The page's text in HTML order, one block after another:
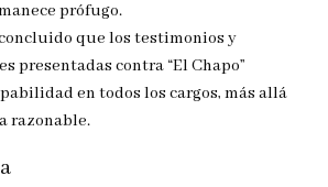
prófugo.
que los testimonios y
presentadas contra “El Chapo”
en todos los cargos, más allá
razonable.